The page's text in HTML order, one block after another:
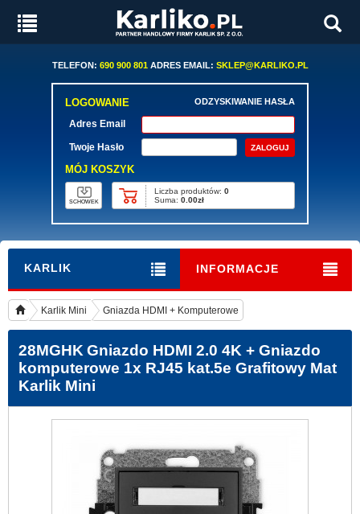
TELEFON: 690 900 801ADRES EMAIL: SKLEP@KARLIKO.PL
LOGOWANIE ODZYSKIWANIE HASŁA
Adres Email
Twoje Hasło
MÓJ KOSZYK
SCHOWEK
Liczba produktów: 0
Suma: 0.00zł
KARLIK INFORMACJE
Karlik Mini Gniazda HDMI + Komputerowe
28MGHK Gniazdo HDMI 2.0 4K + Gniazdo
komputerowe 1x RJ45 kat.5e Grafitowy Mat
Karlik Mini